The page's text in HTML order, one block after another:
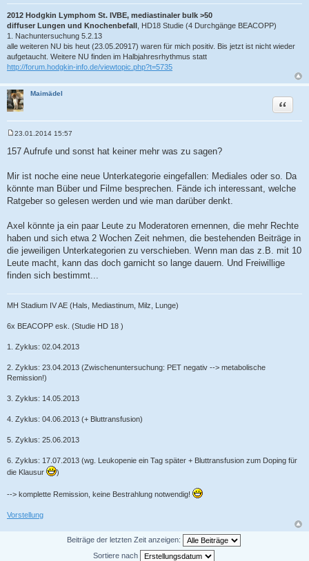
2012 Hodgkin Lymphom St. IVBE, mediastinaler bulk >50
diffuser Lungen und Knochenbefall , HD18 Studie (4 Durchgänge BEACOPP)
1. Nachuntersuchung 5.2.13
alle weiteren NU bis heut (23.05.20917) waren für mich positiv. Bis jetzt ist nicht wieder
aufgetaucht. Weitere NU finden im Halbjahresrhythmus statt
http://forum.hodgkin-info.de/viewtopic.php?t=5735
Maimädel
Zitat
e
i
r
a
g
23.01.2014 15:57
157 Aufrufe und sonst hat keiner mehr was zu sagen?
Mir ist noche eine neue Unterkategorie eingefallen: Mediales oder so. Da
könnte man Büber und Filme besprechen. Fände ich interessant, welche
Ratgeber so gelesen werden und wie man darüber denkt.
Axel könnte ja ein paar Leute zu Moderatoren ernennen, die mehr Rechte
haben und sich etwa 2 Wochen Zeit nehmen, die bestehenden Beiträge in
die jeweiligen Unterkategorien zu verschieben. Wenn man das z.B. mit 10
Leute macht, kann das doch garnicht so lange dauern. Und Freiwillige
finden sich bestimmt...
MH Stadium IV AE (Hals, Mediastinum, Milz, Lunge)
6x BEACOPP esk. (Studie HD 18 )
1. Zyklus: 02.04.2013
2. Zyklus: 23.04.2013 (Zwischenuntersuchung: PET negativ --> metabolische
Remission!)
3. Zyklus: 14.05.2013
4. Zyklus: 04.06.2013 (+ Bluttransfusion)
5. Zyklus: 25.06.2013
6. Zyklus: 17.07.2013 (wg. Leukopenie ein Tag später + Bluttransfusion zum Doping für
die Klausur
)
--> komplette Remission, keine Bestrahlung notwendig!
Vorstellung
Beiträge der letzten Zeit anzeigen:
Sortiere nach